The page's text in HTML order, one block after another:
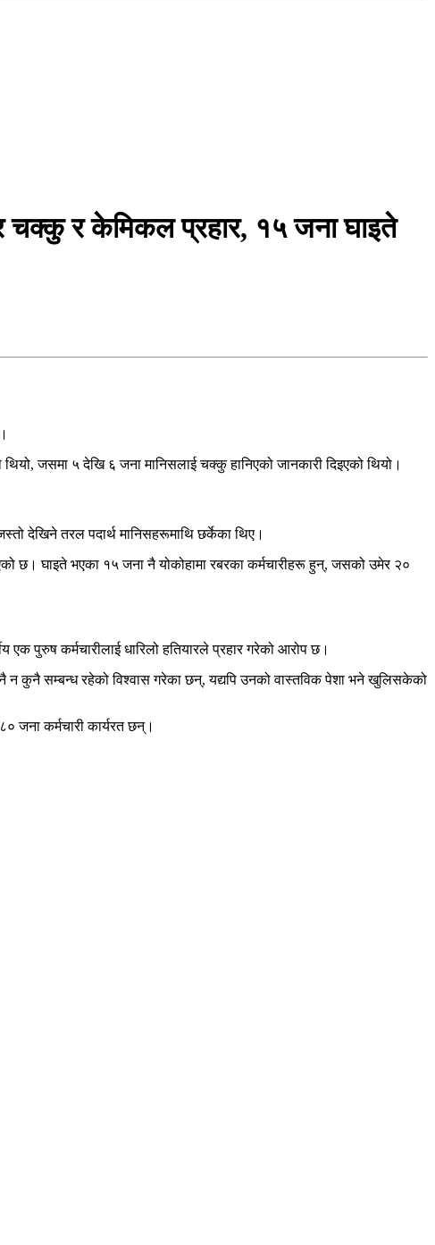
चक्कु र केमिकल प्रहार, १५ जना घाइते
जसमा ५ देखि ६ जना मानिसलाई चक्कु हानिएको जानकारी दिइएको थियो।
देखिने तरल पदार्थ मानिसहरूमाथि छर्केका थिए।
छ। घाइते भएका १५ जना नै योकोहामा रबरका कर्मचारीहरू हुन्, जसको उमेर २०
पुरुष कर्मचारीलाई धारिलो हतियारले प्रहार गरेको आरोप छ।
न कुनै सम्बन्ध रहेको विश्वास गरेका छन्, यद्यपि उनको वास्तविक पेशा भने खुलिसकेको
जना कर्मचारी कार्यरत छन्।